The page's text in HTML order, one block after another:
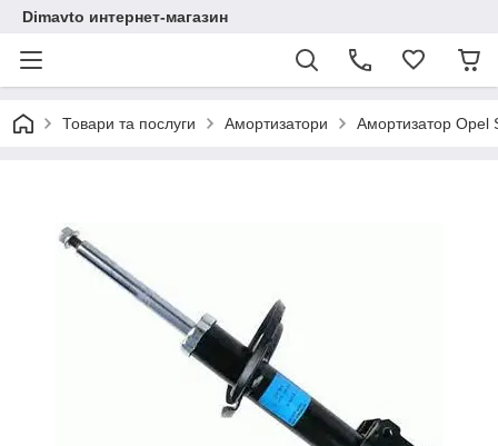
Dimavto интернет-магазин
Товари та послуги Амортизатори Амортизатор Opel